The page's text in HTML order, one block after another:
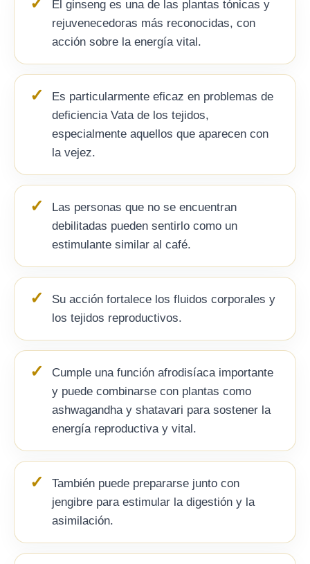
El ginseng es una de las plantas tónicas y
rejuvenecedoras más reconocidas, con
acción sobre la energía vital.
Es particularmente eficaz en problemas de
deficiencia Vata de los tejidos,
especialmente aquellos que aparecen con
la vejez.
Las personas que no se encuentran
debilitadas pueden sentirlo como un
estimulante similar al café.
Su acción fortalece los fluidos corporales y
los tejidos reproductivos.
Cumple una función afrodisíaca importante
y puede combinarse con plantas como
ashwagandha y shatavari para sostener la
energía reproductiva y vital.
También puede prepararse junto con
jengibre para estimular la digestión y la
asimilación.